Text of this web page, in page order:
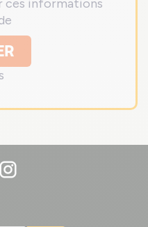
ces informations